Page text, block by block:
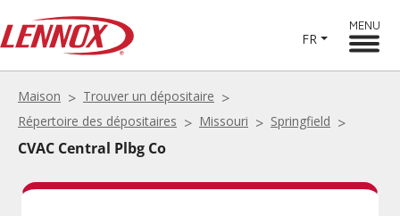
FR
MENU
Maison
Trouver un dépositaire
Répertoire des dépositaires
Missouri Springfield
CVAC Central Plbg Co